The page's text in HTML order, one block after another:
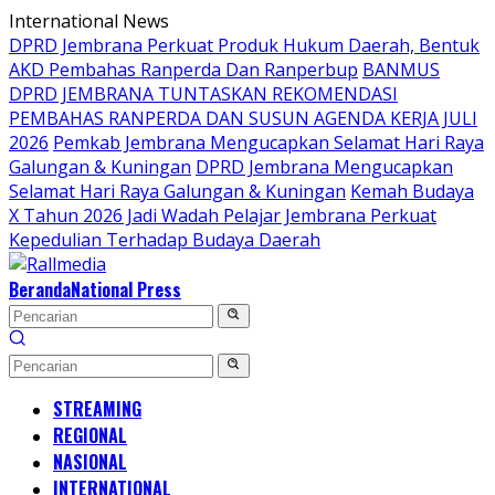
Langsung
ke
konten
International News
DPRD Jembrana Perkuat Produk Hukum Daerah, Bentuk
AKD Pembahas Ranperda Dan Ranperbup BANMUS
DPRD JEMBRANA TUNTASKAN REKOMENDASI
PEMBAHAS RANPERDA DAN SUSUN AGENDA KERJA JULI
2026 Pemkab Jembrana Mengucapkan Selamat Hari Raya
Galungan & Kuningan DPRD Jembrana Mengucapkan
Selamat Hari Raya Galungan & Kuningan Kemah Budaya
X Tahun 2026 Jadi Wadah Pelajar Jembrana Perkuat
Kepedulian Terhadap Budaya Daerah
BerandaNational Press
STREAMING
REGIONAL
NASIONAL
INTERNATIONAL